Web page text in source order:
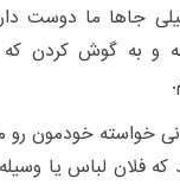
جاها ما دوست
و به گوش کردن که
خواسته خودمون رو
که فلان لباس یا